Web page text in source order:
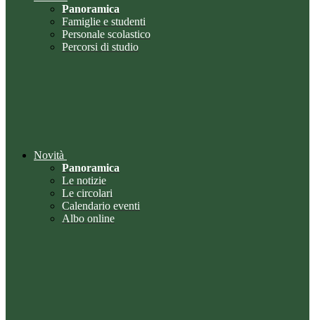
Panoramica
Famiglie e studenti
Personale scolastico
Percorsi di studio
Novità
Panoramica
Le notizie
Le circolari
Calendario eventi
Albo online